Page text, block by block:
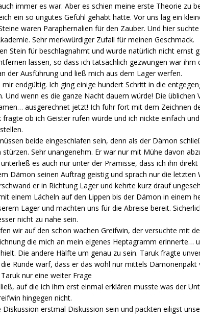
immer es war. Aber es schien meine erste Theorie zu
ein so ungutes Gefühl gehabt hatte. Vor uns lag ein
waren Paraphernalien für den Zauber. Und hier
Sehr merkwürdiger Zufall für meinen Geschmack.
Stein für beschlagnahmt und wurde natürlich nicht
lassen, so dass ich tatsächlich gezwungen war
der Ausführung und ließ mich aus dem Lager werfen.
mir endgültig. Ich ging einige hundert Schritt in die
Und wenn es die ganze Nacht dauern würde! Die
ausgerechnet jetzt! Ich fuhr fort mit dem Zeichnen
fragte ob ich Geister rufen würde und ich nickte einfach
beide eingeschlafen sein, denn als der Dämon
stürzen. Sehr unangenehm. Er war nur mit Mühe davon
es auch nur unter der Prämisse, dass ich ihn
Dämon seinen Auftrag geistig und sprach nur die
er in Richtung Lager und kehrte kurz drauf
einem Lächeln auf den Lippen bis der Dämon in einem
Lager und machten uns für die Abreise bereit.
nicht zu nahe sein.
wir auf den schon wachen Greifwin, der versuchte mit
die mich an mein eigenes Heptagramm erinnerte…
Die andere Hälfte um genau zu sein. Taruk fragte
Runde warf, dass er das wohl nur mittels
nur eine weiter Frage
auf die ich ihm erst einmal erklären musste was der
hingegen nicht.
Diskussion erstmal Diskussion sein und packten eiligst